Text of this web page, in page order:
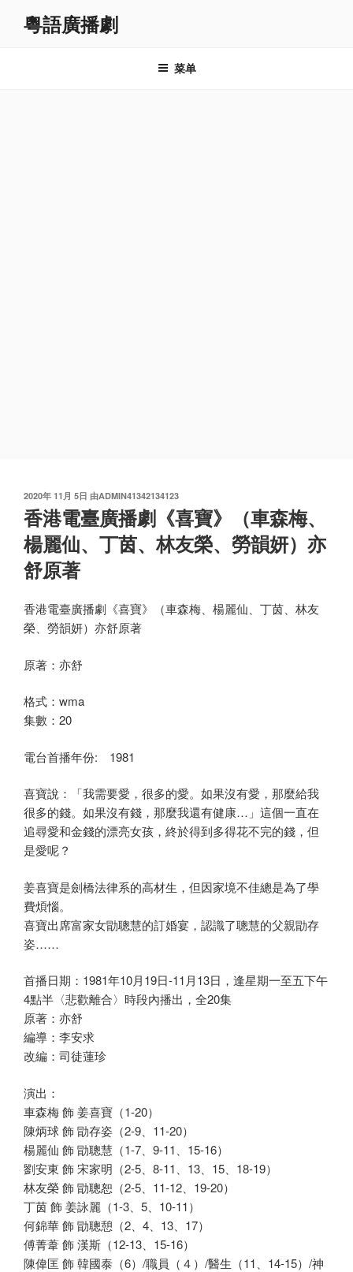
粵語廣播劇
菜单
发
布
于
2020年 11月 5日 由ADMIN41342134123
香港電臺廣播劇《喜寶》（車森梅、
楊麗仙、丁茵、林友榮、勞韻妍）亦
舒原著
香港電臺廣播劇《喜寶》（車森梅、楊麗仙、丁茵、林友
榮、勞韻妍）亦舒原著
原著：亦舒
格式：wma
集數：20
電台首播年份: 1981
喜寶說：「我需要愛，很多的愛。如果沒有愛，那麼給我
很多的錢。如果沒有錢，那麼我還有健康…」這個一直在
追尋愛和金錢的漂亮女孩，終於得到多得花不完的錢，但
是愛呢？
姜喜寶是劍橋法律系的高材生，但因家境不佳總是為了學
費煩惱。
喜寶出席富家女勖聰慧的訂婚宴，認識了聰慧的父親勖存
姿……
首播日期：1981年10月19日-11月13日，逢星期一至五下午
4點半〈悲歡離合〉時段內播出，全20集
原著：亦舒
編導：李安求
改編：司徒蓮珍
演出：
車森梅 飾 姜喜寶（1-20）
陳炳球 飾 勖存姿（2-9、11-20）
楊麗仙 飾 勖聰慧（1-7、9-11、15-16）
劉安東 飾 宋家明（2-5、8-11、13、15、18-19）
林友榮 飾 勖聰恕（2-5、11-12、19-20）
丁茵 飾 姜詠麗（1-3、5、10-11）
何錦華 飾 勖聰憩（2、4、13、17）
傅菁葦 飾 漢斯（12-13、15-16）
陳偉匡 飾 韓國泰（6）/職員（４）/醫生（11、14-15）/神